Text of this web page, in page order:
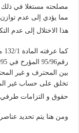
مصلحته مستغلا في ذلك
مما يؤدي إلى عدم
هذا الاختلال إلى عدم
بين المحترف و غير
تخلق على حساب غير
حقوق و التزامات طرفي
ومن هنا يتم تحديد